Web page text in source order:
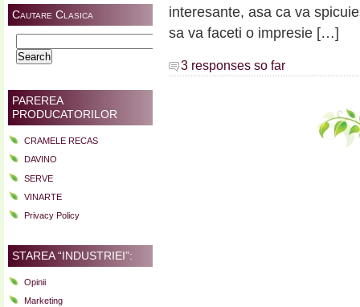
Cautare Clasica
for:
PAREREA
PRODUCATORILOR
CRAMELE RECAS
DAVINO
SERVE
VINARTE
Privacy Policy
STAREA “INDUSTRIEI”:
Opinii
Marketing
interesante, asa ca va
sa va faceti o impresie […]
3 responses so far